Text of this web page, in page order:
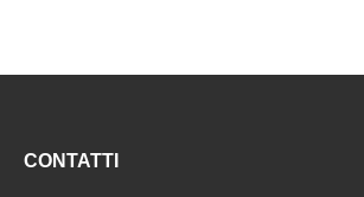
CONTATTI